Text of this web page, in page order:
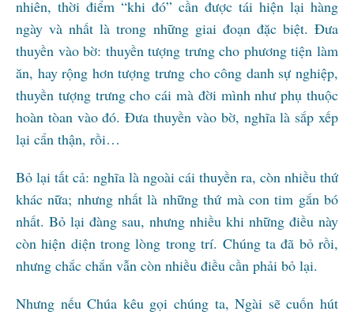
nhiên, thời điểm “khi đó” cần được tái hiện lại hàng
ngày và nhất là trong những giai đoạn đặc biệt. Đưa
thuyền vào bờ: thuyền tượng trưng cho phương tiện làm
ăn, hay rộng hơn tượng trưng cho công danh sự nghiệp,
thuyền tượng trưng cho cái mà đời mình như phụ thuộc
hoàn tòan vào đó. Đưa thuyền vào bờ, nghĩa là sắp xếp
lại cẩn thận, rồi…
Bỏ lại tất cả: nghĩa là ngoài cái thuyền ra, còn nhiều thứ
khác nữa; nhưng nhất là những thứ mà con tim gắn bó
nhất. Bỏ lại đàng sau, nhưng nhiều khi những điều này
còn hiện diện trong lòng trong trí. Chúng ta đã bỏ rồi,
nhưng chắc chắn vẫn còn nhiều điều cần phải bỏ lại.
Nhưng nếu Chúa kêu gọi chúng ta, Ngài sẽ cuốn hút